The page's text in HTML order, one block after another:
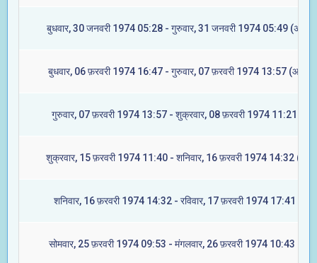
बुधवार, 30 जनवरी 1974 05:28 - गुरुवार, 31 जनवरी 1974 05:49
बुधवार, 06 फ़रवरी 1974 16:47 - गुरुवार, 07 फ़रवरी 1974 13:57
गुरुवार, 07 फ़रवरी 1974 13:57 - शुक्रवार, 08 फ़रवरी 1974 11:21
शुक्रवार, 15 फ़रवरी 1974 11:40 - शनिवार, 16 फ़रवरी 1974 14:32
शनिवार, 16 फ़रवरी 1974 14:32 - रविवार, 17 फ़रवरी 1974 17:41 (मूल)
सोमवार, 25 फ़रवरी 1974 09:53 - मंगलवार, 26 फ़रवरी 1974 10:43